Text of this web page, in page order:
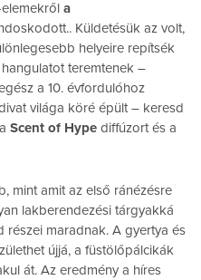
a
Küldetésük az volt,
helyeire repítsék
hangulatot teremtenek –
a 10. évfordulóhoz
világa köré épült – keresd
Scent of Hype diffúzort és a
mint amit az első ránézésre
lakberendezési tárgyakká
maradnak. A gyertya és
újjá, a füstölőpálcikák
át. Az eredmény a híres